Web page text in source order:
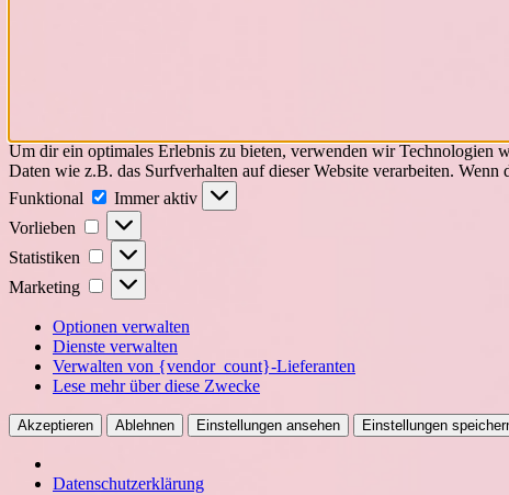
Um dir ein optimales Erlebnis zu bieten, verwenden wir Technologien
Daten wie z.B. das Surfverhalten auf dieser Website verarbeiten.
Funktional
Funktional
Immer aktiv
Vorlieben
Vorlieben
Statistiken Statistiken
Marketing Marketing
Optionen verwalten
Dienste verwalten
Verwalten von {vendor_count}-Lieferanten
Lese mehr über diese Zwecke
Akzeptieren Ablehnen Einstellungen ansehen Einstellungen
Datenschutzerklärung